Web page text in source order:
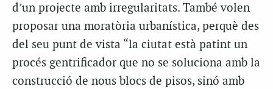
d’un projecte amb irregularitats. També volen
proposar una moratòria urbanística, perquè des
del seu punt de vista “la ciutat està patint un
procés gentrificador que no se soluciona amb la
construcció de nous blocs de pisos, sinó amb